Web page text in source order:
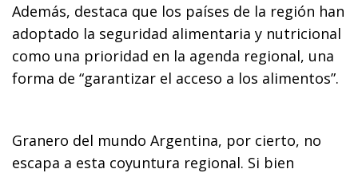
Además, destaca que los países de la región han
adoptado la seguridad alimentaria y nutricional
como una prioridad en la agenda regional, una
forma de “garantizar el acceso a los alimentos”.
Granero del mundo Argentina, por cierto, no
escapa a esta coyuntura regional. Si bien